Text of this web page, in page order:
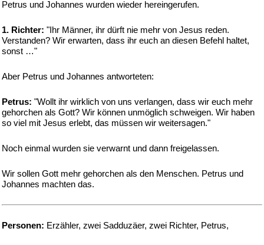
Petrus und Johannes wurden wieder hereingerufen.
1. Richter: "Ihr Männer, ihr dürft nie mehr von Jesus reden.
Verstanden? Wir erwarten, dass ihr euch an diesen Befehl haltet,
sonst …"
Aber Petrus und Johannes antworteten:
Petrus: "Wollt ihr wirklich von uns verlangen, dass wir euch mehr
gehorchen als Gott? Wir können unmöglich schweigen. Wir haben
so viel mit Jesus erlebt, das müssen wir weitersagen."
Noch einmal wurden sie verwarnt und dann freigelassen.
Wir sollen Gott mehr gehorchen als den Menschen. Petrus und
Johannes machten das.
Personen: Erzähler, zwei Sadduzäer, zwei Richter, Petrus,